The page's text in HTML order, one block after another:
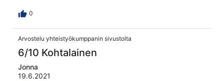
0
Arvostelu yhteistyökumppanin sivustolta
6/10 Kohtalainen
Jonna
19.6.2021